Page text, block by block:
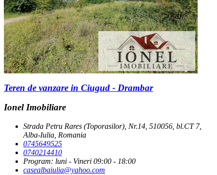
Teren de vanzare in Ciugud - Drambar
Ionel Imobiliare
Strada Petru Rares (Toporasilor), Nr.14, 510056, bl.CT 7,
Alba-Iulia, Romania
0745649525
0740214410
Program: luni - Vineri 09:00 - 18:00
casealbaiulia@yahoo.com